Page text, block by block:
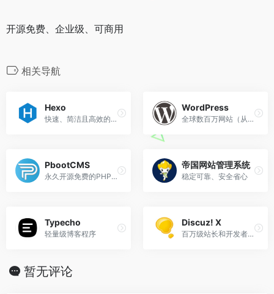
开源免费、企业级、可商用
相关导航
Hexo
快速、简洁且高效的博客框架
WordPress
全球数百万网站（从创作者、小型企业到大型企业）的首选开源发布平台。
PbootCMS
永久开源免费的PHP企业网站开发建设管理系统
帝国网站管理系统
稳定可靠、安全省心
Typecho
轻量级博客程序
Discuz! X
百万级站长和开发者搭建社区网站及运营的优选工具
暂无评论